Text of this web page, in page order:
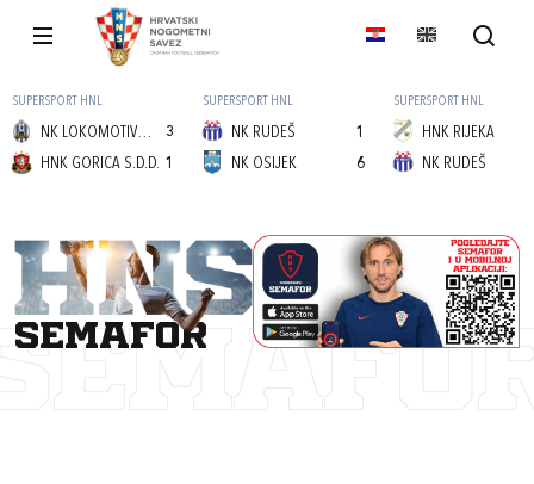
SUPERSPORT HNL
NK LOKOMOTIVA (Z)
3
1
HNK GORICA S.D.D.
SUPERSPORT HNL
NK RUDEŠ
1
6
NK OSIJEK
SUPERSPORT HNL
HNK RIJEKA
NK RUDEŠ
semafor